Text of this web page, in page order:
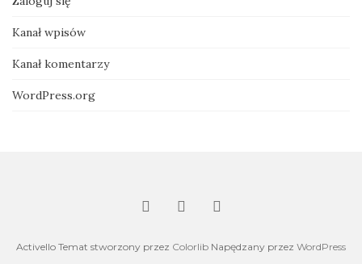
Kanał wpisów
Kanał komentarzy
WordPress.org
Activello Temat stworzony przez Colorlib Napędzany przez WordPress